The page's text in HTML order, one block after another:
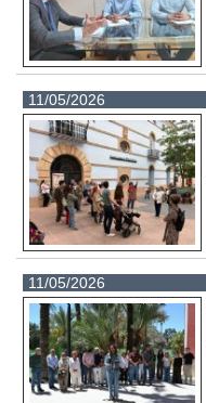
11/05/2026
11/05/2026